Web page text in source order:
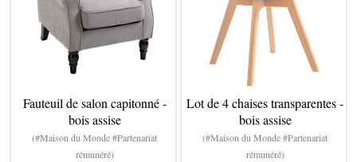
Fauteuil de salon capitonné -
bois assise
(#Maison du Monde #Partenariat
rémunéré)
Lot de 4 chaises transparentes -
bois assise
(#Maison du Monde #Partenariat
rémunéré)